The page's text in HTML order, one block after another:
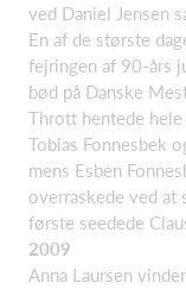
ved Daniel Jensen
En af de største
fejringen af 90-års
bød på Danske
Thrott hentede hele
Tobias Fonnesbek
mens Esben
overraskede ved at
første seedede
2009
Anna Laursen